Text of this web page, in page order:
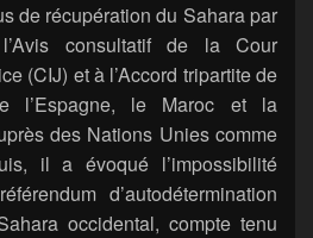
de récupération du Sahara par
consultatif de la Cour
(CIJ) et à l’Accord tripartite de
l’Espagne, le Maroc et la
des Nations Unies comme
il a évoqué l’impossibilité
d’autodétermination
occidental, compte tenu